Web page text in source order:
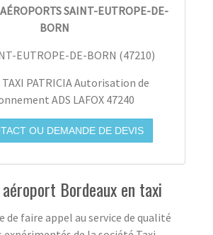
AÉROPORTS SAINT-EUTROPE-DE-
BORN
EUTROPE-DE-BORN (47210)
TAXI PATRICIA Autorisation de
ADS LAFOX 47240
OU DEMANDE DE DEVIS
Bordeaux en taxi
de faire appel au service de qualité